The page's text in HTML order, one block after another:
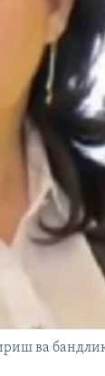
ва